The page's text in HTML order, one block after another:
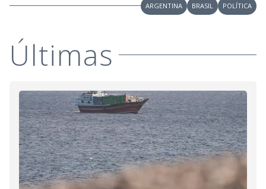
ARGENTINA BRASIL POLÍTICA
Últimas